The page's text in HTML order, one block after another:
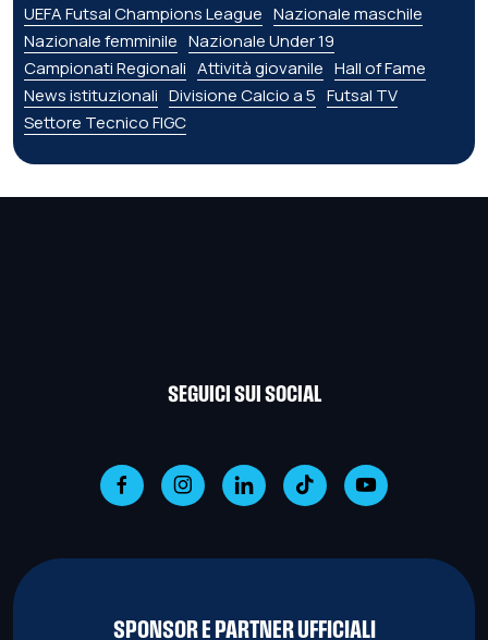
UEFA Futsal Champions League Nazionale maschile
Nazionale femminile Nazionale Under 19
Campionati Regionali Attività giovanile Hall of Fame
News istituzionali Divisione Calcio a 5 Futsal TV
Settore Tecnico FIGC
SEGUICI SUI SOCIAL
SPONSOR E PARTNER UFFICIALI